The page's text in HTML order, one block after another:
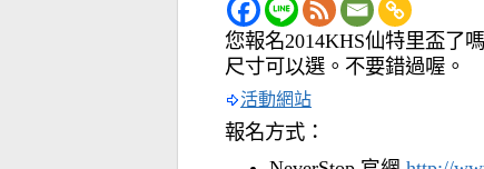
您報名2014KHS仙特里盃了
尺寸可以選。不要錯過喔。
活動網站
報名方式：